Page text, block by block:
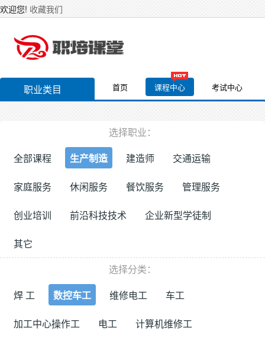
欢迎您! 收藏我们
职业类目 首页 课程中心 考试中心
选择职业：
全部课程
生产制造 建造师 交通运输
家庭服务 休闲服务 餐饮服务 管理服务
创业培训 前沿科技技术 企业新型学徒制
其它
选择分类：
焊 工
数控车工 维修电工 车工
加工中心操作工 电工 计算机维修工